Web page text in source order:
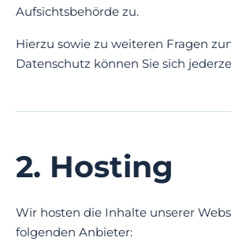
Aufsichtsbehörde zu.
Hierzu sowie zu weiteren Fragen
Datenschutz können Sie sich
2. Hosting
Wir hosten die Inhalte unserer
folgenden Anbieter: